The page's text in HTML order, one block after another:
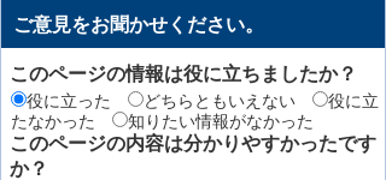
ご意見をお聞かせください。
このページの情報は役に立ちましたか？
役に立った どちらともいえない
役に立
たなかった
知りたい情報がなかった
このページの内容は分かりやすかったです
か？